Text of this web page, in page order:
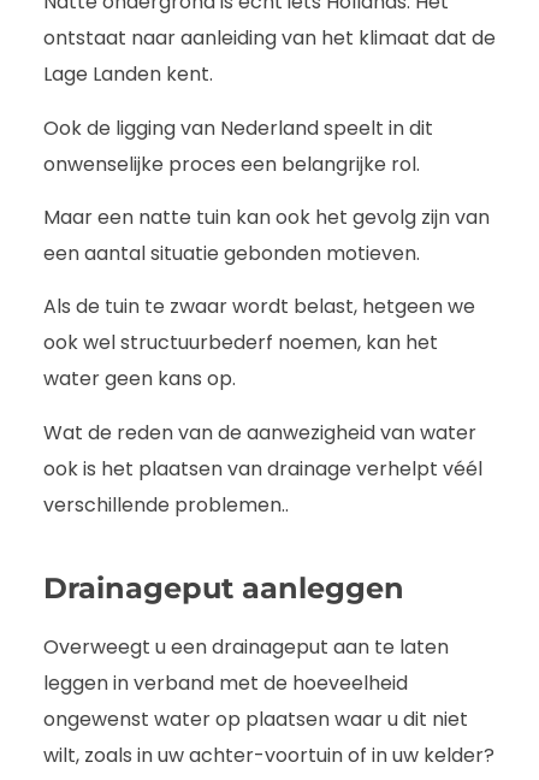
ontstaat naar aanleiding van het klimaat dat de
Lage Landen kent.
Ook de ligging van Nederland speelt in dit
onwenselijke proces een belangrijke rol.
Maar een natte tuin kan ook het gevolg zijn van
een aantal situatie gebonden motieven.
Als de tuin te zwaar wordt belast, hetgeen we
ook wel structuurbederf noemen, kan het
water geen kans op.
Wat de reden van de aanwezigheid van water
ook is het plaatsen van drainage verhelpt véél
verschillende problemen..
Drainageput aanleggen
Overweegt u een drainageput aan te laten
leggen in verband met de hoeveelheid
ongewenst water op plaatsen waar u dit niet
wilt, zoals in uw achter-voortuin of in uw kelder?